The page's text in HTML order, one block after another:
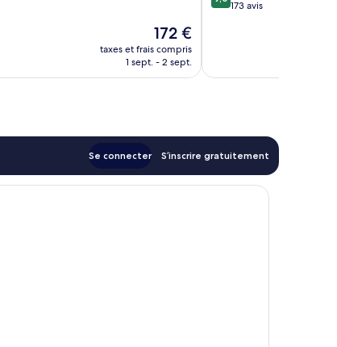
Le
nouveau
prix
172 €
taxes et frais compris
1 sept. - 2 sept.
sur 173 avis
Se connecter S’inscrire gratuitement